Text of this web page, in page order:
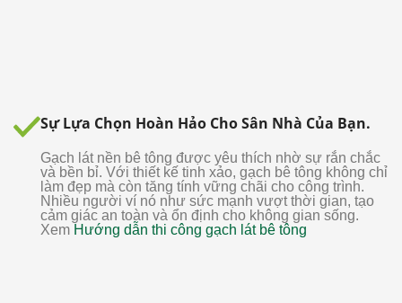
Sự Lựa Chọn Hoàn Hảo Cho Sân Nhà Của Bạn.
Gạch lát nền bê tông được yêu thích nhờ sự rắn chắc
và bền bỉ. Với thiết kế tinh xảo, gạch bê tông không chỉ
làm đẹp mà còn tăng tính vững chãi cho công trình.
Nhiều người ví nó như sức mạnh vượt thời gian, tạo
cảm giác an toàn và ổn định cho không gian sống.
Xem Hướng dẫn thi công gạch lát bê tông